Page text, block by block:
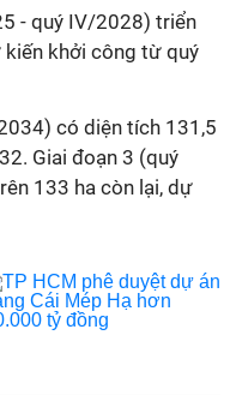
- quý IV/2028) triển
kiến khởi công từ quý
có diện tích 131,5
Giai đoạn 3 (quý
133 ha còn lại, dự